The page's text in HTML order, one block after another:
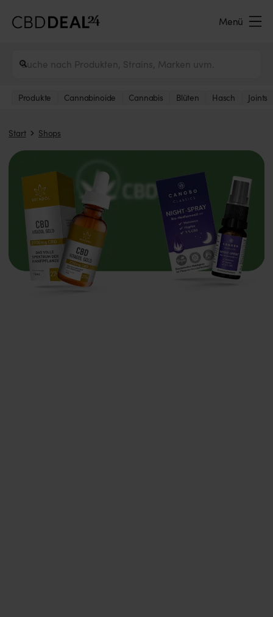
Menü
Produkte Cannabinoide Cannabis Blüten Hasch Joints
Start Shops